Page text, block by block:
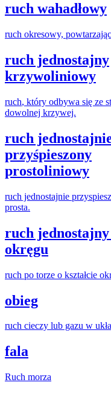
ruch wahadłowy
ruch okresowy,
ruch jednostajny
krzywoliniowy
ruch, który odbywa się ze
dowolnej krzywej.
ruch
przyśpieszony
prostoliniowy
ruch jednostajnie
prosta.
ruch jednostajny
okręgu
ruch po torze o kształcie
obieg
ruch cieczy lub gazu w
fala
Ruch morza